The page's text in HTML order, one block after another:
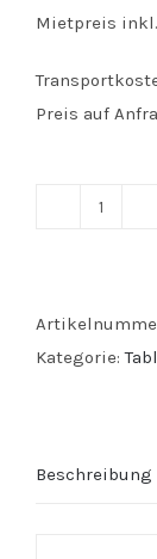
Mietpreis
Preis auf
Menge
Kategorie:
Beschreibung